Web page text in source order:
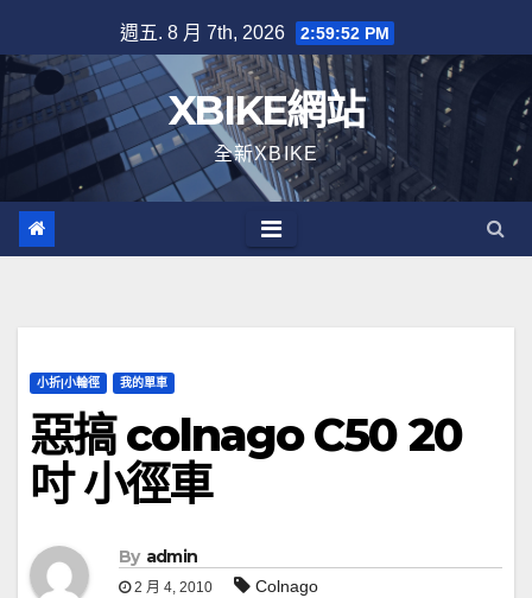
to
content
週五. 8 月 7th, 2026 2:59:53 PM
XBIKE網站
全新XBIKE
小折|小輪徑 我的單車
惡搞 colnago C50 20
吋 小徑車
By admin
2 月 4, 2010 Colnago